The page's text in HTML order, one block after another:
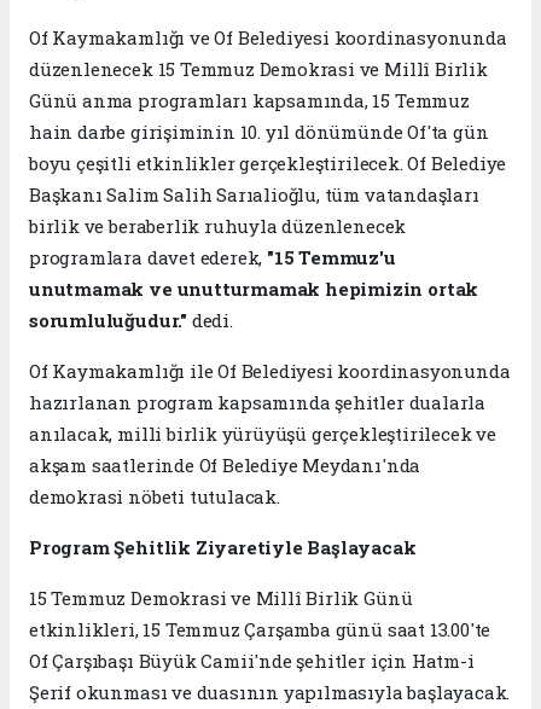
Of Kaymakamlığı ve Of Belediyesi koordinasyonunda
düzenlenecek 15 Temmuz Demokrasi ve Millî Birlik
Günü anma programları kapsamında, 15 Temmuz
hain darbe girişiminin 10. yıl dönümünde Of'ta gün
boyu çeşitli etkinlikler gerçekleştirilecek. Of Belediye
Başkanı Salim Salih Sarıalioğlu, tüm vatandaşları
birlik ve beraberlik ruhuyla düzenlenecek
programlara davet ederek, "15 Temmuz'u
unutmamak ve unutturmamak hepimizin ortak
sorumluluğudur." dedi.
Of Kaymakamlığı ile Of Belediyesi koordinasyonunda
hazırlanan program kapsamında şehitler dualarla
anılacak, milli birlik yürüyüşü gerçekleştirilecek ve
akşam saatlerinde Of Belediye Meydanı'nda
demokrasi nöbeti tutulacak.
Program Şehitlik Ziyaretiyle Başlayacak
15 Temmuz Demokrasi ve Millî Birlik Günü
etkinlikleri, 15 Temmuz Çarşamba günü saat 13.00'te
Of Çarşıbaşı Büyük Camii'nde şehitler için Hatm-i
Şerif okunması ve duasının yapılmasıyla başlayacak.